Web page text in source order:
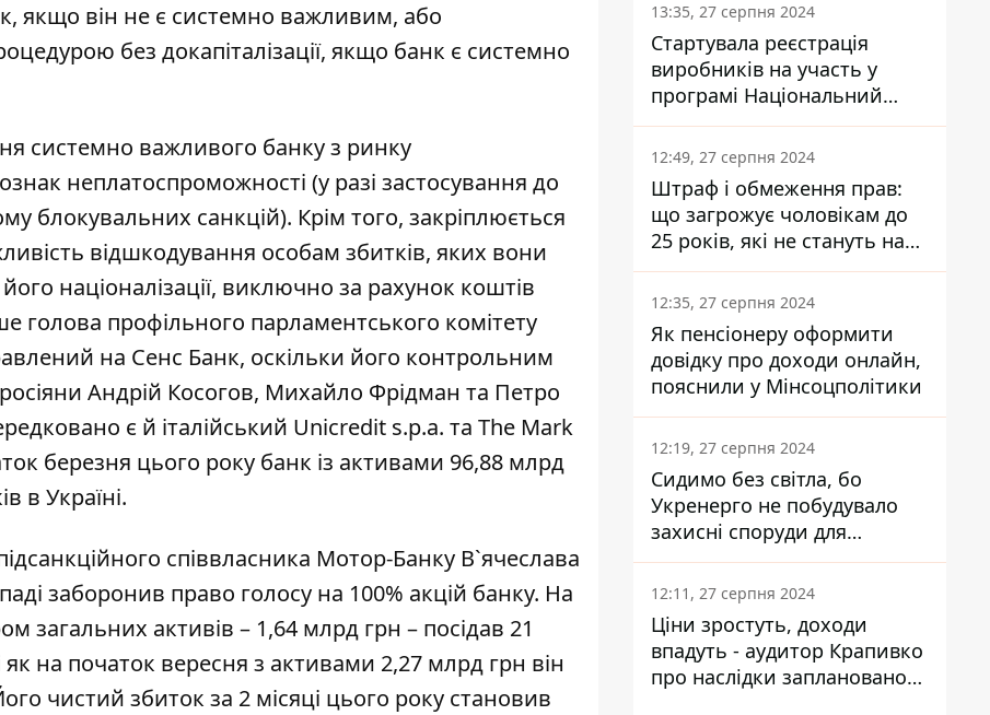
якщо він не є системно важливим, або
без докапіталізації, якщо банк є системно
системно важливого банку з ринку
неплатоспроможності (у разі застосування до
блокувальних санкцій). Крім того, закріплюється
відшкодування особам збитків, яких вони
націоналізації, виключно за рахунок коштів
голова профільного парламентського комітету
на Сенс Банк, оскільки його контрольним
Андрій Косогов, Михайло Фрідман та Петро
є й італійський Unicredit s.p.a. та The Mark
березня цього року банк із активами 96,88 млрд
в Україні.
співвласника Мотор-Банку В`ячеслава
заборонив право голосу на 100% акцій банку. На
загальних активів – 1,64 млрд грн – посідав 21
як на початок вересня з активами 2,27 млрд грн він
чистий збиток за 2 місяці цього року становив
13:35, 27 серпня 2024
Стартувала реєстрація
виробників на участь у
програмі Національний
кешбек: як це зробити
через портал Дія
12:49, 27 серпня 2024
Штраф і обмеження прав:
що загрожує чоловікам до
25 років, які не стануть на
військовий облік
12:35, 27 серпня 2024
Як пенсіонеру оформити
довідку про доходи онлайн,
пояснили у Мінсоцполітики
12:19, 27 серпня 2024
Сидимо без світла, бо
Укренерго не побудувало
захисні споруди для
енергетики - нардеп
Кучеренко
12:11, 27 серпня 2024
Ціни зростуть, доходи
впадуть - аудитор Крапивко
про наслідки запланованого